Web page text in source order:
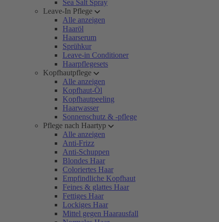
Sea Salt Spray
Leave-In Pflege
Alle anzeigen
Haaröl
Haarserum
Sprühkur
Leave-in Conditioner
Haarpflegesets
Kopfhautpflege
Alle anzeigen
Kopfhaut-Öl
Kopfhautpeeling
Haarwasser
Sonnenschutz & -pflege
Pflege nach Haartyp
Alle anzeigen
Anti-Frizz
Anti-Schuppen
Blondes Haar
Coloriertes Haar
Empfindliche Kopfhaut
Feines & glattes Haar
Fettiges Haar
Lockiges Haar
Mittel gegen Haarausfall